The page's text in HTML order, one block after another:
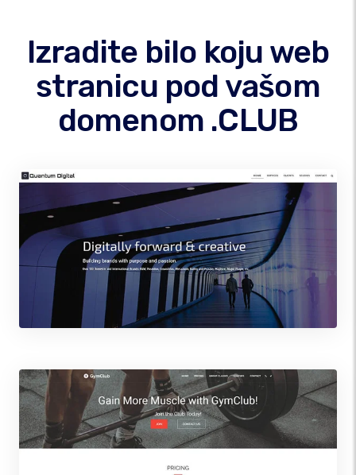
Izradite bilo koju web
stranicu pod vašom
domenom .CLUB